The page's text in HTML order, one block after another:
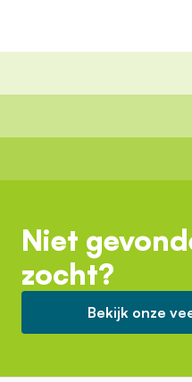
Niet
zocht?
Bekijk onze